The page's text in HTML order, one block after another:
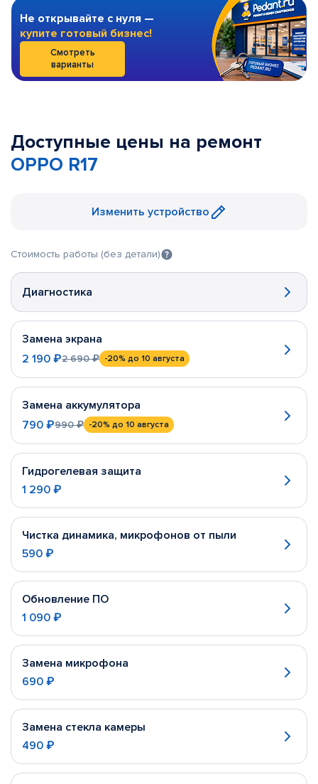
Не открывайте с нуля —
купите готовый бизнес!
Смотреть
варианты
Доступные цены на ремонт
OPPO R17
Изменить устройство
Стоимость работы (без детали)
Диагностика
Замена экрана
2 190 ₽2 690 ₽ -20% до 10 августа
Замена аккумулятора
790 ₽990 ₽ -20% до 10 августа
Гидрогелевая защита
1 290 ₽
Чистка динамика, микрофонов от пыли
590 ₽
Обновление ПО
1 090 ₽
Замена микрофона
690 ₽
Замена стекла камеры
490 ₽